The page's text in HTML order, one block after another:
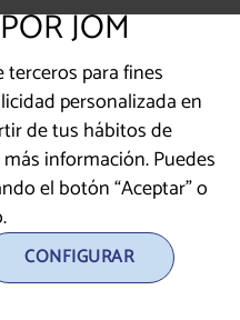
JOM
para fines
personalizada en
de tus hábitos de
información. Puedes
el botón “Aceptar” o
CONFIGURAR